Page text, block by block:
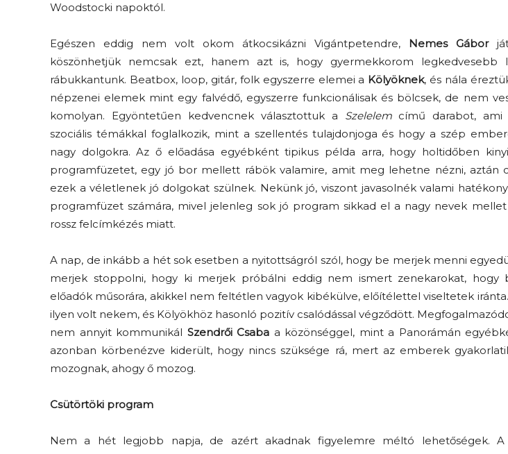
Woodstocki napoktól.
Egészen eddig nem volt okom átkocsikázni Vigántpetendre, Nemes Gábor
köszönhetjük nemcsak ezt, hanem azt is, hogy gyermekkorom legkedvesebb
rábukkantunk. Beatbox, loop, gitár, folk egyszerre elemei a Kölyöknek, és nála
népzenei elemek mint egy falvédő, egyszerre funkcionálisak és bölcsek, de nem
komolyan. Egyöntetűen kedvencnek választottuk a Szelelemcímű darabot, ami
szociális témákkal foglalkozik, mint a szellentés tulajdonjoga és hogy a szép
nagy dolgokra. Az ő előadása egyébként tipikus példa arra, hogy holtidőben
programfüzetet, egy jó bor mellett rábök valamire, amit meg lehetne nézni, aztán
ezek a véletlenek jó dolgokat szülnek. Nekünk jó, viszont javasolnék valami
programfüzet számára, mivel jelenleg sok jó program sikkad el a nagy nevek mellet
rossz felcímkézés miatt.
A nap, de inkább a hét sok esetben a nyitottságról szól, hogy be merjek menni
merjek stoppolni, hogy ki merjek próbálni eddig nem ismert zenekarokat, hogy
előadók műsorára, akikkel nem feltétlen vagyok kibékülve, előítélettel viseltetek
ilyen volt nekem, és Kölyökhöz hasonló pozitív csalódással végződött.
nem annyit kommunikál Szendrői Csaba a közönséggel, mint a Panorámán
azonban körbenézve kiderült, hogy nincs szüksége rá, mert az emberek
mozognak, ahogy ő mozog.
Csütörtöki program
Nem a hét legjobb napja, de azért akadnak figyelemre méltó lehetőségek. A